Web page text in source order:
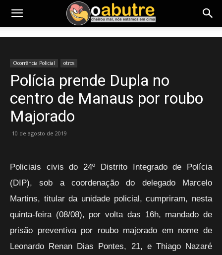
Ocorrência Policial otros
Polícia prende Dupla no
centro de Manaus por roubo
Majorado
10 de agosto de 2019
Policiais civis do 24º Distrito Integrado de Polícia
(DIP), sob a coordenação do delegado Marcelo
Martins, titular da unidade policial, cumpriram, nesta
quinta-feira (08/08), por volta das 16h, mandado de
prisão preventiva por roubo majorado em nome de
Leonardo Renan Dias Pontes, 21, e Thiago Nazaré